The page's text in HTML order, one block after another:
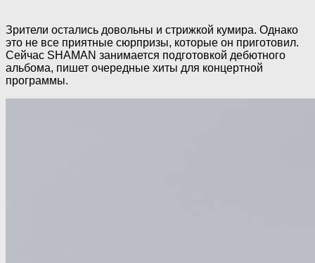
Зрители остались довольны и стрижкой кумира. Однако
это не все приятные сюрпризы, которые он приготовил.
Сейчас SHAMAN занимается подготовкой дебютного
альбома, пишет очередные хиты для концертной
программы.